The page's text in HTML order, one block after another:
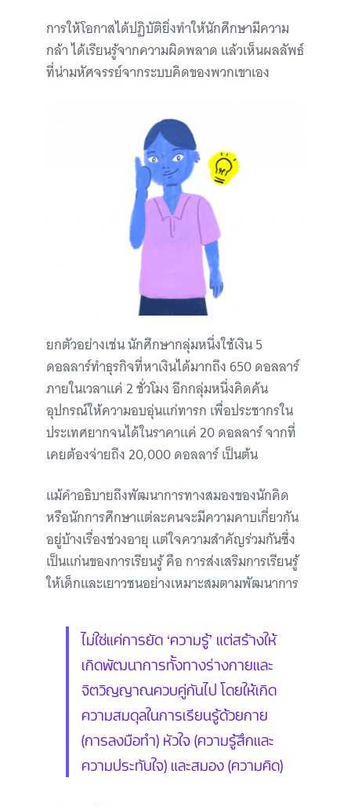
การให้โอกาสได้ปฏิบัติยิ่งทำให้นักศึกษามีความ
กล้า ได้เรียนรู้จากความผิดพลาด แล้วเห็นผลลัพธ์
ที่น่ามหัศจรรย์จากระบบคิดของพวกเขาเอง
ยกตัวอย่างเช่น นักศึกษากลุ่มหนึ่งใช้เงิน 5
ดอลลาร์ทำธุรกิจที่หาเงินได้มากถึง 650 ดอลลาร์
ภายในเวลาแค่ 2 ชั่วโมง อีกกลุ่มหนึ่งคิดค้น
อุปกรณ์ให้ความอบอุ่นแก่ทารก เพื่อประชากรใน
ประเทศยากจนได้ในราคาแค่ 20 ดอลลาร์ จากที่
เคยต้องจ่ายถึง 20,000 ดอลลาร์ เป็นต้น
แม้คำอธิบายถึงพัฒนาการทางสมองของนักคิด
หรือนักการศึกษาแต่ละคนจะมีความคาบเกี่ยวกัน
อยู่บ้างเรื่องช่วงอายุ แต่ใจความสำคัญร่วมกันซึ่ง
เป็นแก่นของการเรียนรู้ คือ การส่งเสริมการเรียนรู้
ให้เด็กและเยาวชนอย่างเหมาะสมตามพัฒนาการ
ไม่ใช่แค่การยัด ‘ความรู้’ แต่สร้างให้
เกิดพัฒนาการทั้งทางร่างกายและ
จิตวิญญาณควบคู่กันไป โดยให้เกิด
ความสมดุลในการเรียนรู้ด้วยกาย
(การลงมือทำ) หัวใจ (ความรู้สึกและ
ความประทับใจ) และสมอง (ความคิด)